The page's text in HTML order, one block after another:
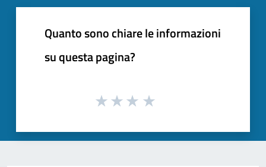
Quanto sono chiare le informazioni
su questa pagina?